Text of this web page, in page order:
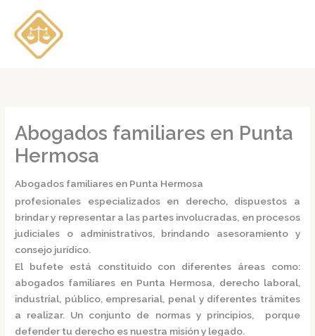
contenido
Abogados familiares en Punta
Hermosa
Abogados familiares en Punta Hermosa
profesionales especializados en derecho, dispuestos a
brindar y representar a las partes involucradas, en procesos
judiciales o administrativos, brindando asesoramiento y
consejo jurídico.
El bufete está constituido con diferentes áreas como:
abogados familiares en Punta Hermosa, derecho laboral,
industrial, público, empresarial, penal y diferentes trámites
a realizar. Un conjunto de normas y principios, porque
defender tu derecho es nuestra misión y legado.